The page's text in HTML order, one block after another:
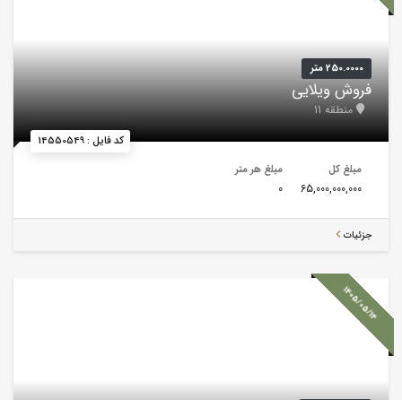
کد فایل : 14550549
250.0000 متر
فروش ویلایی
منطقه 11
مبلغ کل
65,000,000,000
مبلغ هر متر
0
جزئیات
1405/05/14